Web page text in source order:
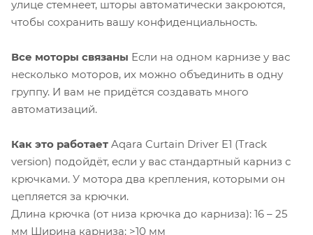
улице стемнеет, шторы автоматически закроются,
чтобы сохранить вашу конфиденциальность.
Все моторы связаны Если на одном карнизе у вас
несколько моторов, их можно объединить в одну
группу. И вам не придётся создавать много
автоматизаций.
Как это работает Aqara Curtain Driver E1 (Track
version) подойдёт, если у вас стандартный карниз с
крючками. У мотора два крепления, которыми он
цепляется за крючки.
Длина крючка (от низа крючка до карниза): 16 – 25
мм Ширина карниза: >10 мм